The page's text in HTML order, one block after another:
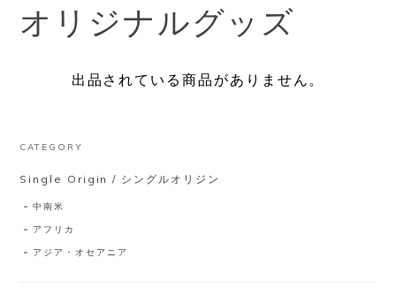
オリジナルグッズ
出品されている商品がありません。
CATEGORY
Single Origin / シングルオリジン
中南米
アフリカ
アジア・オセアニア